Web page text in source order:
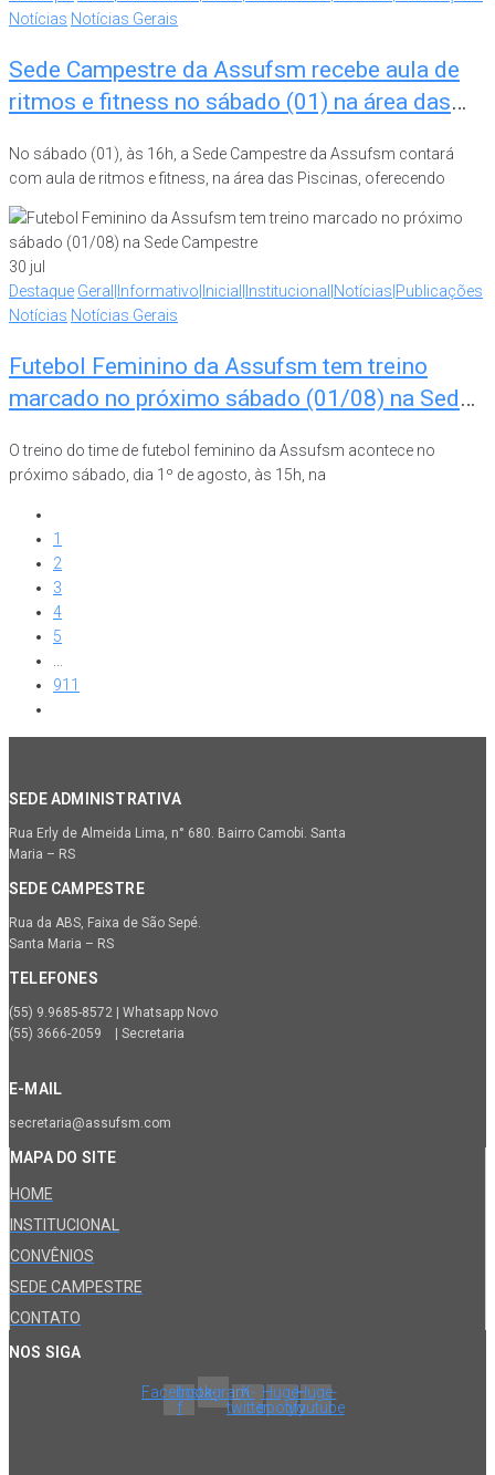
Notícias Notícias Gerais
Sede Campestre da Assufsm recebe aula de
ritmos e fitness no sábado (01) na área das
No sábado (01), às 16h, a Sede Campestre da Assufsm contará
com aula de ritmos e fitness, na área das Piscinas, oferecendo
30 jul
Destaque Geral|Informativo|Inicial|Institucional|Notícias|Publicações
Notícias Notícias Gerais
Futebol Feminino da Assufsm tem treino
marcado no próximo sábado (01/08) na Sede
O treino do time de futebol feminino da Assufsm acontece no
próximo sábado, dia 1º de agosto, às 15h, na
1
2
3
4
5
...
911
SEDE ADMINISTRATIVA
Rua Erly de Almeida Lima, n° 680. Bairro Camobi. Santa
Maria – RS
SEDE CAMPESTRE
Rua da ABS, Faixa de São Sepé.
Santa Maria – RS
TELEFONES
(55) 9.9685-8572 | Whatsapp Novo
(55) 3666-2059 | Secretaria
E-MAIL
secretaria@assufsm.com
MAPA DO SITE
HOME
INSTITUCIONAL
CONVÊNIOS
SEDE CAMPESTRE
CONTATO
NOS SIGA
Facebook-
f
InstagramX-
twitter
Huge-
spotify
Huge-
youtube